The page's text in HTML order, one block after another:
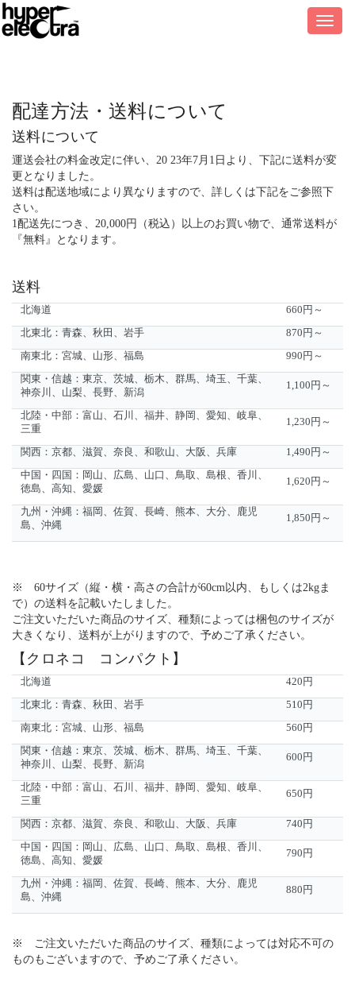
hyper
electra
配達方法・送料について
送料について
運送会社の料金改定に伴い、20 23年7月1日より、下記に送料が変
更となりました。
送料は配送地域により異なりますので、詳しくは下記をご参照下
さい。
1配送先につき、20,000円（税込）以上のお買い物で、通常送料が
『無料』となります。
送料
北海道 660円～
北東北：青森、秋田、岩手 870円～
南東北：宮城、山形、福島 990円～
関東・信越：東京、茨城、栃木、群馬、埼玉、千葉、
神奈川、山梨、長野、新潟
1,100円～
北陸・中部：富山、石川、福井、静岡、愛知、岐阜、
三重
1,230円～
関西：京都、滋賀、奈良、和歌山、大阪、兵庫 1,490円～
中国・四国：岡山、広島、山口、鳥取、島根、香川、
徳島、高知、愛媛
1,620円～
九州・沖縄：福岡、佐賀、長崎、熊本、大分、鹿児
島、沖縄
1,850円～
※ 60サイズ（縦・横・高さの合計が60cm以内、もしくは2kgま
で）の送料を記載いたしました。
ご注文いただいた商品のサイズ、種類によっては梱包のサイズが
大きくなり、送料が上がりますので、予めご了承ください。
【クロネコ コンパクト】
北海道 420円
北東北：青森、秋田、岩手 510円
南東北：宮城、山形、福島 560円
関東・信越：東京、茨城、栃木、群馬、埼玉、千葉、
神奈川、山梨、長野、新潟
600円
北陸・中部：富山、石川、福井、静岡、愛知、岐阜、
三重
650円
関西：京都、滋賀、奈良、和歌山、大阪、兵庫 740円
中国・四国：岡山、広島、山口、鳥取、島根、香川、
徳島、高知、愛媛
790円
九州・沖縄：福岡、佐賀、長崎、熊本、大分、鹿児
島、沖縄
880円
※ ご注文いただいた商品のサイズ、種類によっては対応不可の
ものもございますので、予めご了承ください。